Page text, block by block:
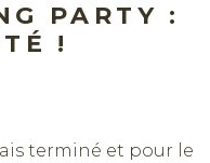
PARTY :
!
terminé et pour le